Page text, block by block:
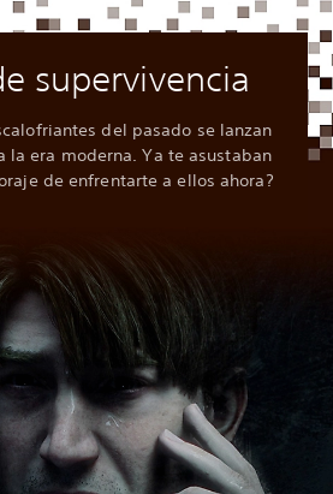
supervivencia
del pasado se lanzan
la era moderna. Ya te asustaban
de enfrentarte a ellos ahora?